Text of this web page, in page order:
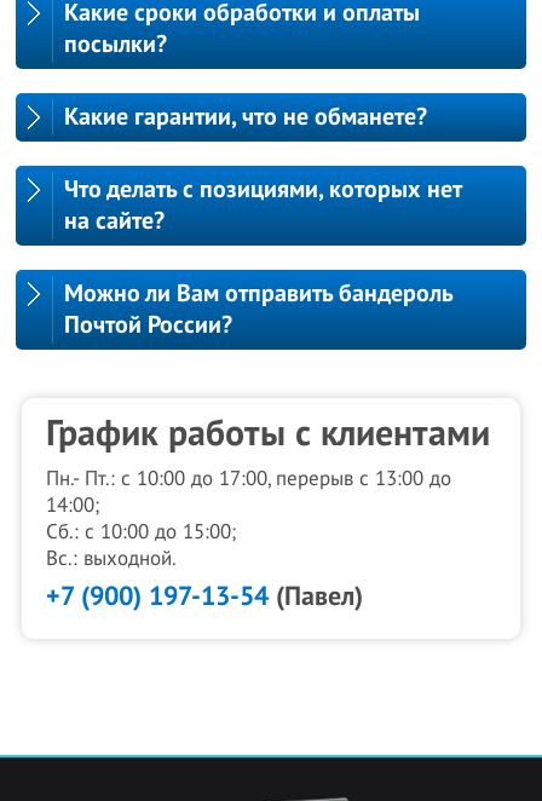
Какие сроки обработки и оплаты
посылки?
Какие гарантии, что не обманете?
Что делать с позициями, которых нет
на сайте?
Можно ли Вам отправить бандероль
Почтой России?
График работы с клиентами
Пн.- Пт.: с 10:00 до 17:00, перерыв с 13:00 до
14:00;
Сб.: с 10:00 до 15:00;
Вс.: выходной.
+7 (900) 197-13-54(Павел)